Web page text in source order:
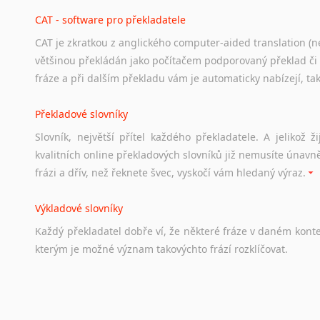
Studium v Austrálii
Soubor odkazů užitečných všem, kteří uvažují o studiu v
a zázemí, australské univerzity a samozřejmě i osobní
Práce v Austrálii
Odkazy poskytující cenné informace nekomerčního
hledat práci na internetu případně osobní zkušenosti
Hledáte-li
práci
stejná obecná pravidla, jako pro český životopis. Tak dost
CAT - software pro překladatele
CAT je zkratkou z anglického computer-aided translation
většinou překládán jako počítačem podporovaný překlad
fráze a při dalším překladu vám je automaticky nabízejí,
Překladové slovníky
Slovník, největší přítel každého překladatele. A jelikož
kvalitních online překladových slovníků již nemusíte
frázi a dřív, než řeknete švec, vyskočí vám hledaný výraz.
Výkladové slovníky
Každý překladatel dobře ví, že některé fráze v daném
kterým je možné význam takovýchto frází rozklíčovat.